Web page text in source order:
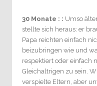
30 Monate : : Umso
stellte sich heraus: er
Papa reichten einfach
beizubringen wie und
respektiert oder einfach
Gleichaltrigen zu sein.
verspielte Eltern, aber